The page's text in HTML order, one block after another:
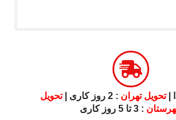
|تحویل تهران : 2 روز کاری |
تحویل
: 3 تا 5 روز کاری